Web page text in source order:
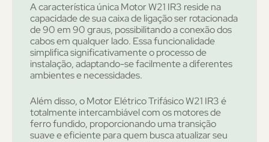
A característica única Motor W21 IR3 reside na
capacidade de sua caixa de ligação ser rotacionada
de 90 em 90 graus, possibilitando a conexão dos
cabos em qualquer lado. Essa funcionalidade
simplifica significativamente o processo de
instalação, adaptando-se facilmente a diferentes
ambientes e necessidades.
Além disso, o Motor Elétrico Trifásico W21 IR3 é
totalmente intercambiável com os motores de
ferro fundido, proporcionando uma transição
suave e eficiente para quem busca atualizar seu